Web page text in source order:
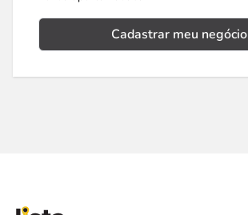
Cadastrar meu negócio